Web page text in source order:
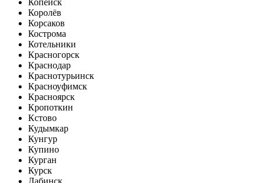
Королёв
Корсаков
Кострома
Котельники
Красногорск
Краснодар
Краснотурьинск
Красноуфимск
Красноярск
Кропоткин
Кстово
Кудымкар
Кунгур
Купино
Курган
Курск
Лабинск